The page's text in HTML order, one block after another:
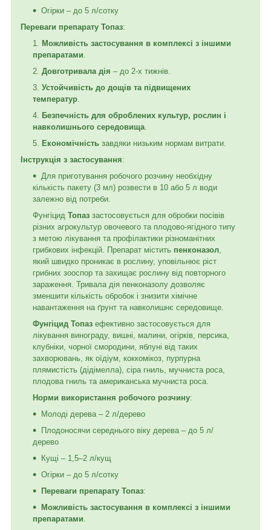
Огірки – до 5 л/сотку
Переваги препарату Топаз:
Можливість застосування в комплексі з іншими
препаратами.
Довготривала дія – до 2-х тижнів.
Устойчивість до дощів та підвищених
температур.
Безпечність для оброблених культур, рослин і
навколишнього середовища.
Економічність завдяки низьким нормам витрати.
Інструкція з застосування:
Для приготування робочого розчину необхідну
кількість пакету (3 мл) розвести в 10 або 5 л води
залежно від потреби.
Фунгіцид Топаз застосовується для обробки посівів
різних агрокультур овочевого та плодово-ягідного типу
з метою лікування та профілактики різноманітних
грибкових інфекцій. Препарат містить пенконазол,
який швидко проникає в рослину, уповільнює ріст
грибних зооспор та захищає рослину від повторного
зараження. Тривала дія пенконазолу дозволяє
зменшити кількість обробок і знизити хімічне
навантаження на ґрунт та навколишнє середовище.
Фунгіцид Топаз ефективно застосовується для
лікування винограду, вишні, малини, огірків, персика,
клубніки, чорної смородини, яблуні від таких
захворювань, як оїдіум, коккомікоз, пурпурна
плямистість (дідімелла), сіра гниль, мучниста роса,
плодова гниль та американська мучниста роса.
Норми використання робочого розчину:
Молоді дерева – 2 л/дерево
Плодоносячи середнього віку дерева – до 5 л/
дерево
Кущі – 1,5–2 л/кущ
Огірки – до 5 л/сотку
Переваги препарату Топаз:
Можливість застосування в комплексі з іншими
препаратами.